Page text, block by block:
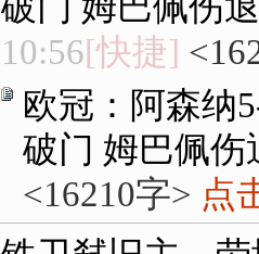
10:56[快捷]
欧冠：阿森纳
破门 姆巴佩伤
<16210字> 点